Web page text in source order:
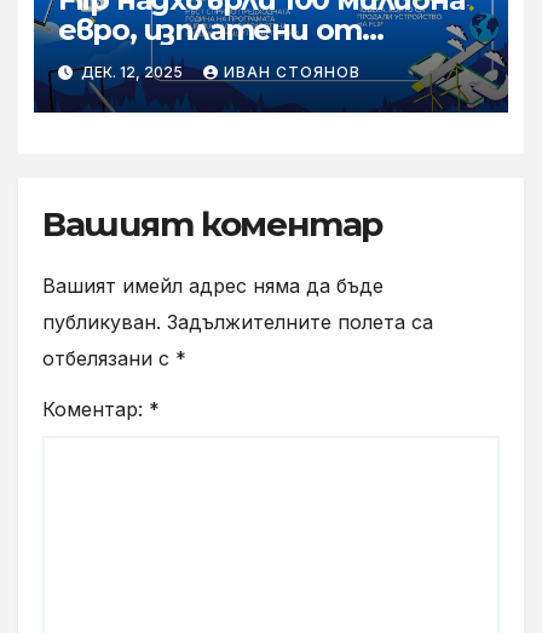
евро, изплатени от
платформата на
продавачи на устройства
ДЕК. 12, 2025 ИВАН СТОЯНОВ
Вашият коментар
Вашият имейл адрес няма да бъде
публикуван. Задължителните полета са
отбелязани с *
Коментар: *